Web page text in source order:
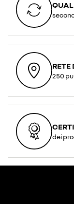
250
dei